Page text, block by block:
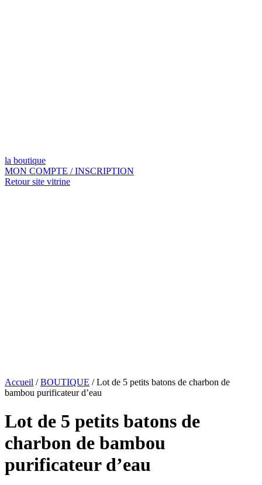
la boutique
MON COMPTE / INSCRIPTION
Retour site vitrine
Accueil /BOUTIQUE / Lot de 5 petits batons de charbon de
bambou purificateur d’eau
Lot de 5 petits batons de
charbon de bambou
purificateur d’eau